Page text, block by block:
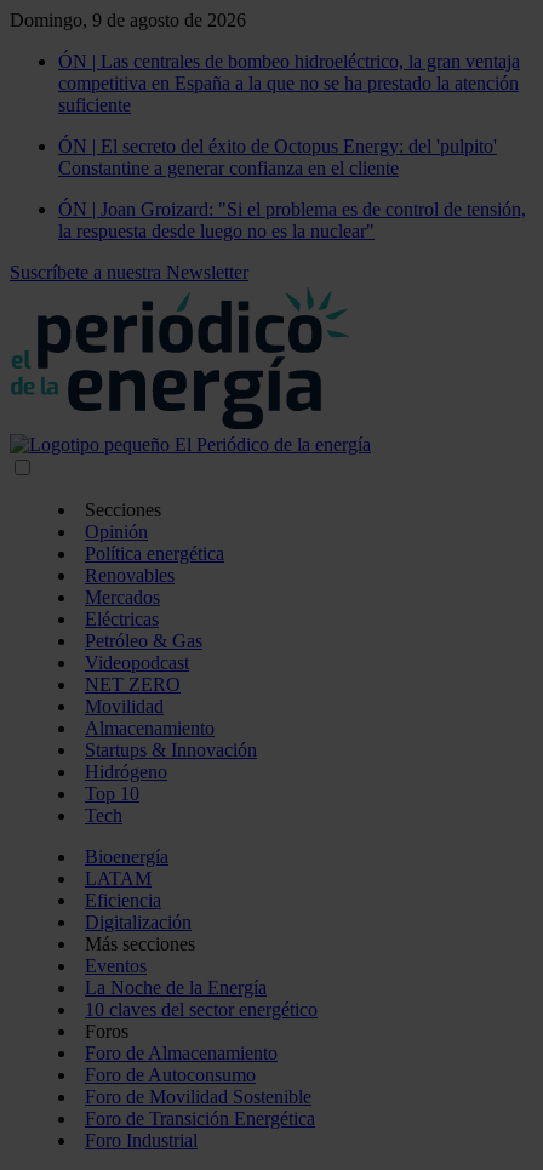
Domingo, 9 de agosto de 2026
ÓN | Las centrales de bombeo hidroeléctrico, la gran ventaja
competitiva en España a la que no se ha prestado la atención
suficiente
ÓN | El secreto del éxito de Octopus Energy: del 'pulpito'
Constantine a generar confianza en el cliente
ÓN | Joan Groizard: "Si el problema es de control de tensión,
la respuesta desde luego no es la nuclear"
Suscríbete a nuestra Newsletter
Secciones
Opinión
Política energética
Renovables
Mercados
Eléctricas
Petróleo & Gas
Videopodcast
NET ZERO
Movilidad
Almacenamiento
Startups & Innovación
Hidrógeno
Top 10
Tech
Bioenergía
LATAM
Eficiencia
Digitalización
Más secciones
Eventos
La Noche de la Energía
10 claves del sector energético
Foros
Foro de Almacenamiento
Foro de Autoconsumo
Foro de Movilidad Sostenible
Foro de Transición Energética
Foro Industrial